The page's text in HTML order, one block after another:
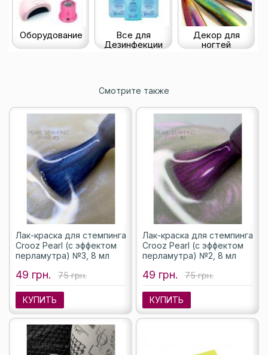
Оборудование
Все для
Дезинфекции
Декор для
ногтей
Смотрите также
Лак-краска для стемпинга
Crooz Pearl (с эффектом
перламутра) №3, 8 мл
49 грн. 75 грн.
КУПИТЬ
Лак-краска для стемпинга
Crooz Pearl (с эффектом
перламутра) №2, 8 мл
49 грн. 75 грн.
КУПИТЬ